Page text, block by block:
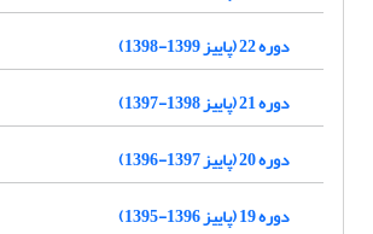
دوره 22 (پاییز 1399-1398)
دوره 21 (پاییز 1398-1397)
دوره 20 (پاییز 1397-1396)
دوره 19 (پاییز 1396-1395)